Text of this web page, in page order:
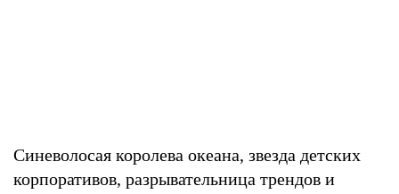
Синеволосая королева океана, звезда детских
корпоративов, разрывательница трендов и